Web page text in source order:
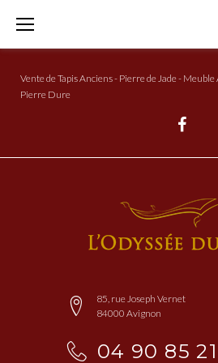
Vente de Tapis Anciens - Pierre de Jade -
Pierre Dure
85, rue Joseph Vernet
84000 Avignon
04 90 85